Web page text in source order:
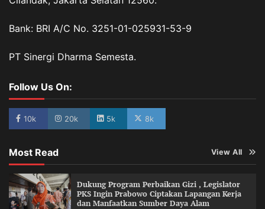
Bank: BRI A/C No. 3251-01-025931-53-9
PT Sinergi Dharma Semesta.
Follow Us On:
10k 20k 5k 8k
Most Read View All
Dukung Program Perbaikan Gizi , Legislator
PKS Ingin Prabowo Ciptakan Lapangan Kerja
dan Manfaatkan Sumber Daya Alam